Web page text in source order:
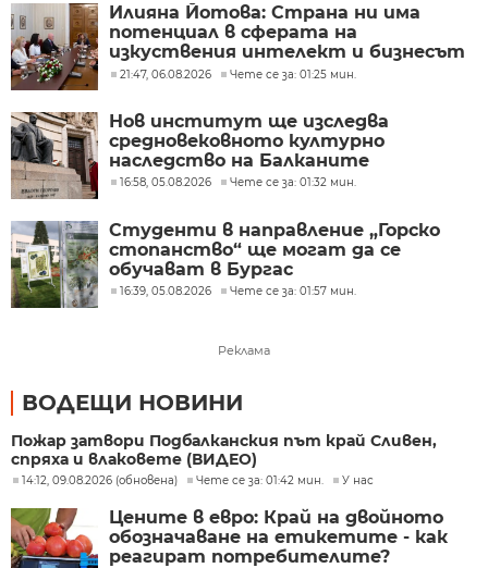
Илияна Йотова: Страна ни има
потенциал в сферата на
изкуствения интелект и бизнесът
забелязва тези перспективи
21:47, 06.08.2026 Чете се за: 01:25 мин.
Нов институт ще изследва
средновековното културно
наследство на Балканите
16:58, 05.08.2026 Чете се за: 01:32 мин.
Студенти в направление „Горско
стопанство“ ще могат да се
обучават в Бургас
16:39, 05.08.2026 Чете се за: 01:57 мин.
Реклама
ВОДЕЩИ НОВИНИ
Пожар затвори Подбалканския път край Сливен,
спряха и влаковете (ВИДЕО)
14:12, 09.08.2026 (обновена) Чете се за: 01:42 мин. У нас
Цените в евро: Край на двойното
обозначаване на етикетите - как
реагират потребителите?